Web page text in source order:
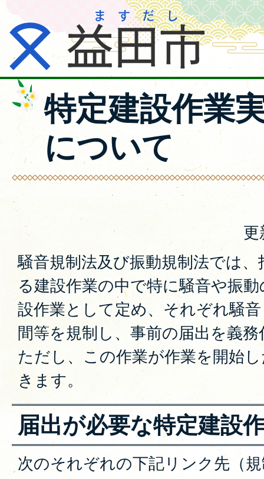
特定建設作業
について
更
騒音規制法及び振動規制法では
る建設作業の中で特に騒音や振
設作業として定め、それぞれ騒
間等を規制し、事前の届出を義
ただし、この作業が作業を開始
きます。
届出が必要な特定建設
次のそれぞれの下記リンク先（